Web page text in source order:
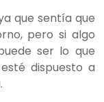
que sentía que
pero si algo
ser lo que
esté dispuesto a